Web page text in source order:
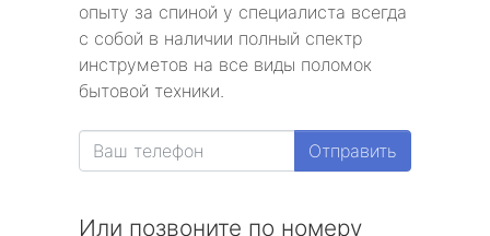
опыту за спиной у специалиста всегда
с собой в наличии полный спектр
инструметов на все виды поломок
бытовой техники.
Отправить
Или позвоните по номеру